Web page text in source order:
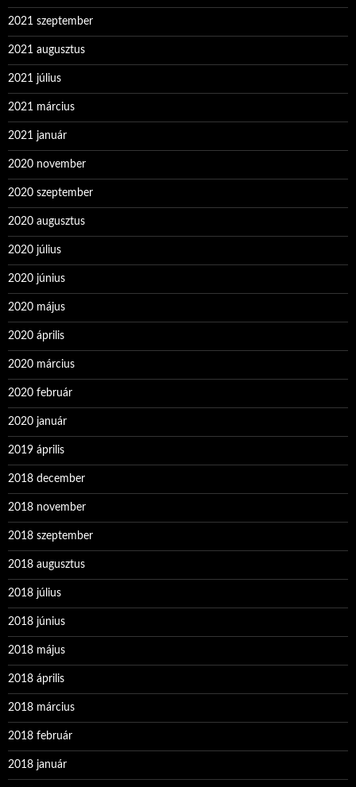
2021 szeptember
2021 augusztus
2021 július
2021 március
2021 január
2020 november
2020 szeptember
2020 augusztus
2020 július
2020 június
2020 május
2020 április
2020 március
2020 február
2020 január
2019 április
2018 december
2018 november
2018 szeptember
2018 augusztus
2018 július
2018 június
2018 május
2018 április
2018 március
2018 február
2018 január